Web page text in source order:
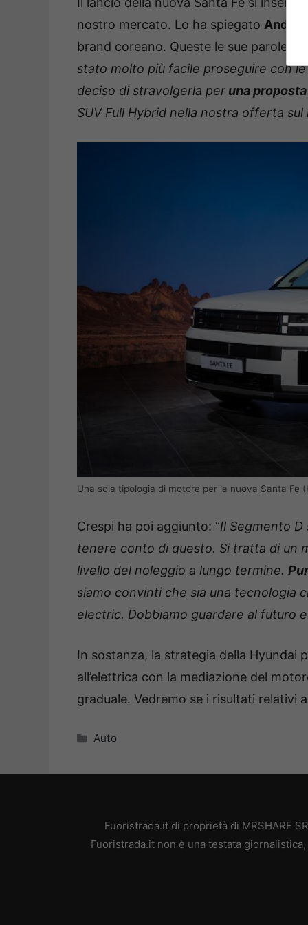
nostro mercato. Lo ha spiegato
brand coreano. Queste le sue parole: “
stato molto più facile proseguire con
deciso di stravolgerla per una
SUV Full Hybrid nella nostra offerta
Una sola tipologia di motore per la nuova Santa Fe
Crespi ha poi aggiunto: “Il Segmento
tenere conto di questo. Si tratta di un
livello del noleggio a lungo termine.
siamo convinti che sia una tecnologia
electric. Dobbiamo guardare al futuro
In sostanza, la strategia della Hyundai
all’elettrica con la mediazione del
graduale. Vedremo se i risultati relativi
Categorie
Auto
Fuoristrada.it di proprietà di MRSHARE
Fuoristrada.it non è una testata